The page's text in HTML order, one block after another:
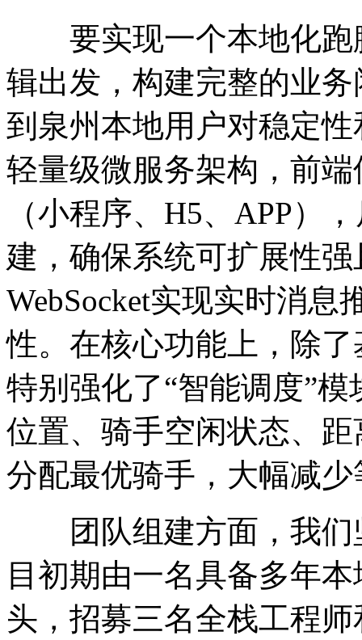
要实现一个本地化跑
辑出发，构建完整的业
到泉州本地用户对稳定
轻量级微服务架构，前
（小程序、H5、APP）
建，确保系统可扩展性
WebSocket实现实时消
性。在核心功能上，除
特别强化了“智能调度”
位置、骑手空闲状态、
分配最优骑手，大幅减
团队组建方面，我们
目初期由一名具备多年
头，招募三名全栈工程